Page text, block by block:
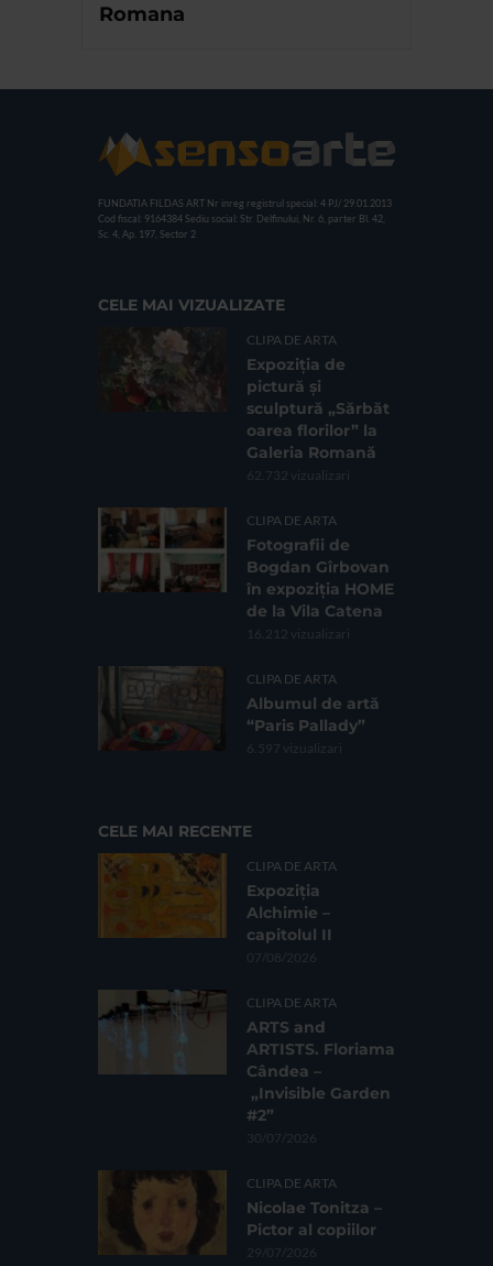
Romana
FUNDATIA FILDAS ART Nr inreg registrul special: 4 PJ/ 29.01.2013
Cod fiscal: 9164384 Sediu social: Str. Delfinului, Nr. 6, parter Bl. 42,
Sc. 4, Ap. 197, Sector 2
CELE MAI VIZUALIZATE
CLIPA DE ARTA
Expoziția de
pictură și
sculptură „Sărbăt
oarea florilor” la
Galeria Romană
62.732 vizualizari
CLIPA DE ARTA
Fotografii de
Bogdan Gîrbovan
în expoziția HOME
de la Vila Catena
16.212 vizualizari
CLIPA DE ARTA
Albumul de artă
“Paris Pallady”
6.597 vizualizari
CELE MAI RECENTE
CLIPA DE ARTA
Expoziția
Alchimie –
capitolul II
07/08/2026
CLIPA DE ARTA
ARTS and
ARTISTS. Floriama
Cândea –
„Invisible Garden
#2”
30/07/2026
CLIPA DE ARTA
Nicolae Tonitza –
Pictor al copiilor
29/07/2026